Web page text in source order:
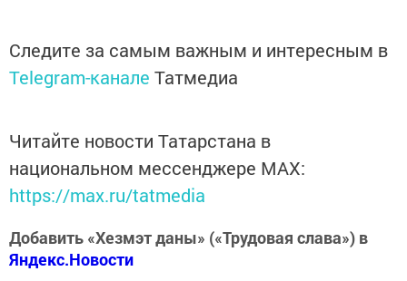
Следите за самым важным и интересным в
Telegram-канале Татмедиа
Читайте новости Татарстана в
национальном мессенджере MАХ:
https://max.ru/tatmedia
Добавить «Хезмэт даны» («Трудовая слава») в
Яндекс.Новости